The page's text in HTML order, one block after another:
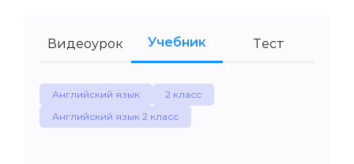
Видеоурок Учебник Тест
Английский язык
2 класс
Английский язык 2 класс